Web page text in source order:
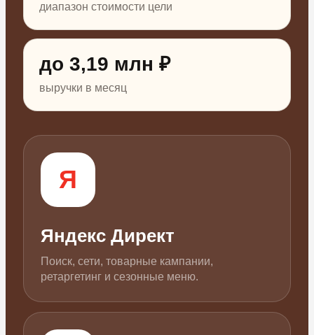
диапазон стоимости цели
до 3,19 млн ₽
выручки в месяц
Я
Яндекс Директ
Поиск, сети, товарные кампании,
ретаргетинг и сезонные меню.